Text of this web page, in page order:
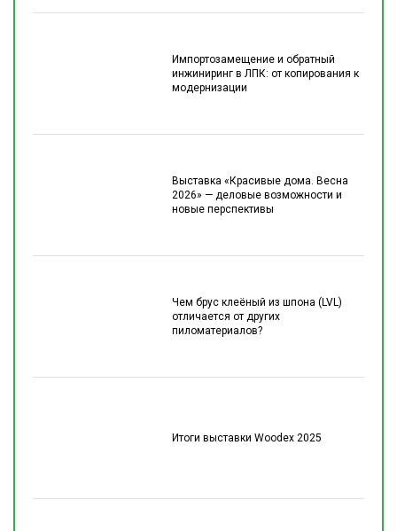
Импортозамещение и обратный
инжиниринг в ЛПК: от копирования к
модернизации
Выставка «Красивые дома. Весна
2026» — деловые возможности и
новые перспективы
Чем брус клеёный из шпона (LVL)
отличается от других
пиломатериалов?
Итоги выставки Woodex 2025